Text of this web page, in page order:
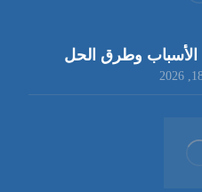
الأسباب وطرق الحل